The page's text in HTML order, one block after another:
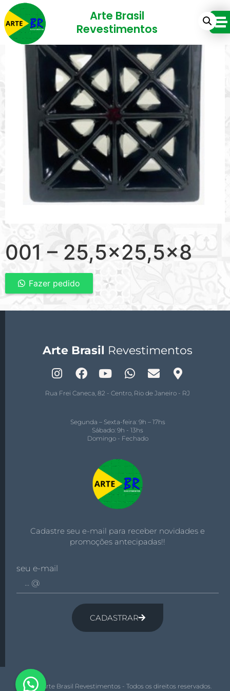
Arte Brasil
Revestimentos
001 – 25,5×25,5×8
Fazer pedido
Arte Brasil Revestimentos
Rua Frei Caneca, 82 - Centro, Rio de Janeiro - RJ
Segunda – Sexta-feira: 9h – 17hs
Sábado: 9h - 13hs
Domingo - Fechado
Cadastre seu e-mail para receber novidades e
promoções antecipadas!!
seu e-mail
CADASTRAR
© 2026 Arte Brasil Revestimentos - Todos os direitos reservados.